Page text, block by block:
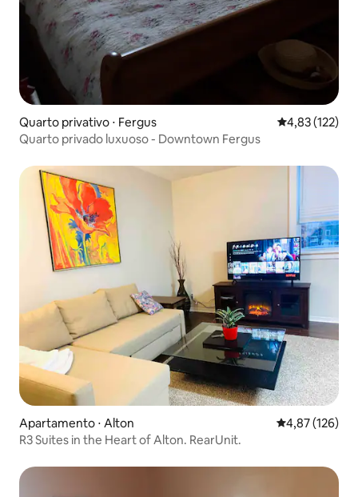
Quarto privativo ⋅ Fergus 4,83 de uma
4,83 (122)
Quarto privado luxuoso - Downtown Fergus
Apartamento ⋅ Alton 4,87 de uma
4,87 (126)
R3 Suites in the Heart of Alton. RearUnit.